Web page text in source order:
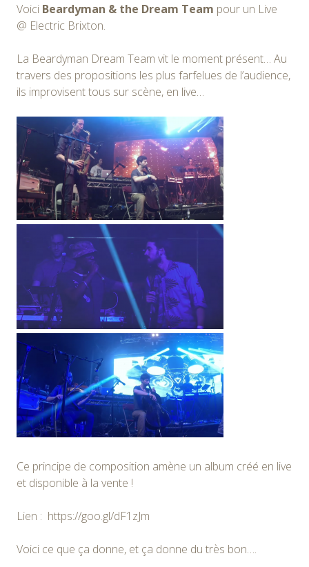
Voici Beardyman & the Dream Team pour un Live
@ Electric Brixton.
La Beardyman Dream Team vit le moment présent… Au
travers des propositions les plus farfelues de l’audience,
ils improvisent tous sur scène, en live…
Ce principe de composition amène un album créé en live
et disponible à la vente !
Lien : https://goo.gl/dF1zJm
Voici ce que ça donne, et ça donne du très bon….